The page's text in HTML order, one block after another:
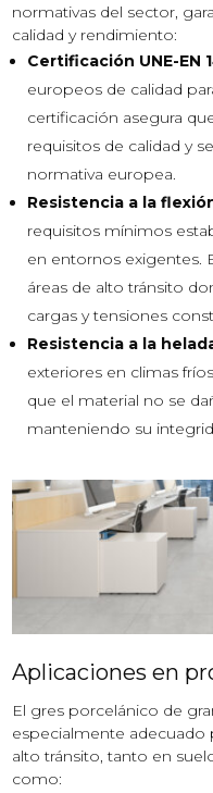
normativas del sector,
calidad y rendimiento:
Certificación UNE-EN
europeos de calidad
certificación asegura
requisitos de calidad y
normativa europea.
Resistencia a la
requisitos mínimos
en entornos exigentes.
áreas de alto tránsito
cargas y tensiones
Resistencia a la
exteriores en climas
que el material no se
manteniendo su
Aplicaciones en
El gres porcelánico de
especialmente adecuado
alto tránsito, tanto en
como: